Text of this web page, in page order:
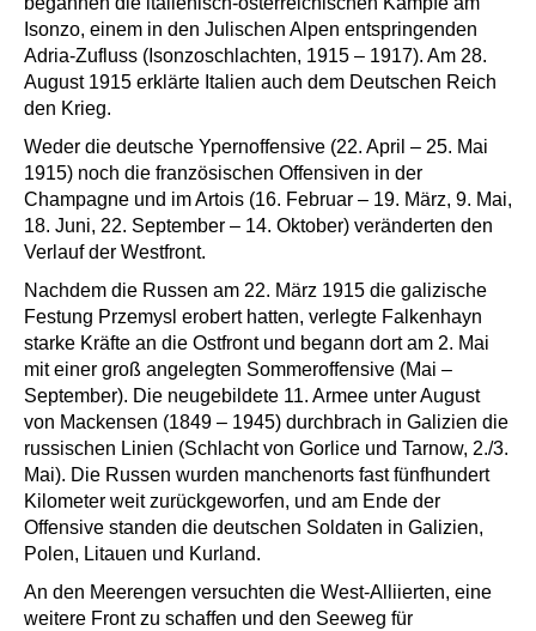
Isonzo, einem in den Julischen Alpen entspringenden
Adria-Zufluss (Isonzoschlachten, 1915 – 1917). Am 28.
August 1915 erklärte Italien auch dem Deutschen Reich
den Krieg.
Weder die deutsche Ypernoffensive (22. April – 25. Mai
1915) noch die französischen Offensiven in der
Champagne und im Artois (16. Februar – 19. März, 9. Mai,
18. Juni, 22. September – 14. Oktober) veränderten den
Verlauf der Westfront.
Nachdem die Russen am 22. März 1915 die galizische
Festung Przemysl erobert hatten, verlegte Falkenhayn
starke Kräfte an die Ostfront und begann dort am 2. Mai
mit einer groß angelegten Sommeroffensive (Mai –
September). Die neugebildete 11. Armee unter August
von Mackensen (1849 – 1945) durchbrach in Galizien die
russischen Linien (Schlacht von Gorlice und Tarnow, 2./3.
Mai). Die Russen wurden manchenorts fast fünfhundert
Kilometer weit zurückgeworfen, und am Ende der
Offensive standen die deutschen Soldaten in Galizien,
Polen, Litauen und Kurland.
An den Meerengen versuchten die West-Alliierten, eine
weitere Front zu schaffen und den Seeweg für